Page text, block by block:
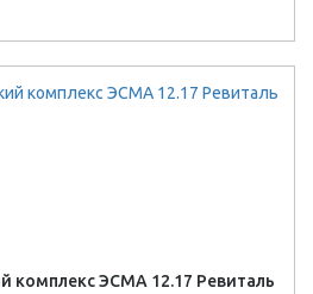
комплекс ЭСМА 12.17 Ревиталь